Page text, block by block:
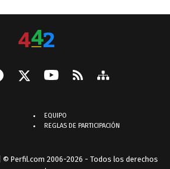
EQUIPO
REGLAS DE PARTICIPACIÓN
| © Perfil.com 2006-2026 - Todos los derechos